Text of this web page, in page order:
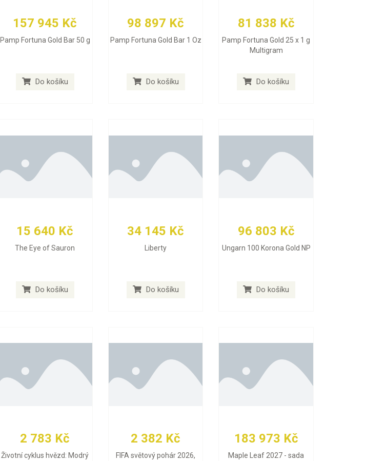
157 945 Kč
Pamp Fortuna Gold Bar 50 g
Do košíku
98 897 Kč
Pamp Fortuna Gold Bar 1 Oz
Do košíku
81 838 Kč
Pamp Fortuna Gold 25 x 1 g
Multigram
Do košíku
15 640 Kč
The Eye of Sauron
Do košíku
34 145 Kč
Liberty
Do košíku
96 803 Kč
Ungarn 100 Korona Gold NP
Do košíku
2 783 Kč
Životní cyklus hvězd: Modrý
2 382 Kč
FIFA světový pohár 2026,
183 973 Kč
Maple Leaf 2027 - sada